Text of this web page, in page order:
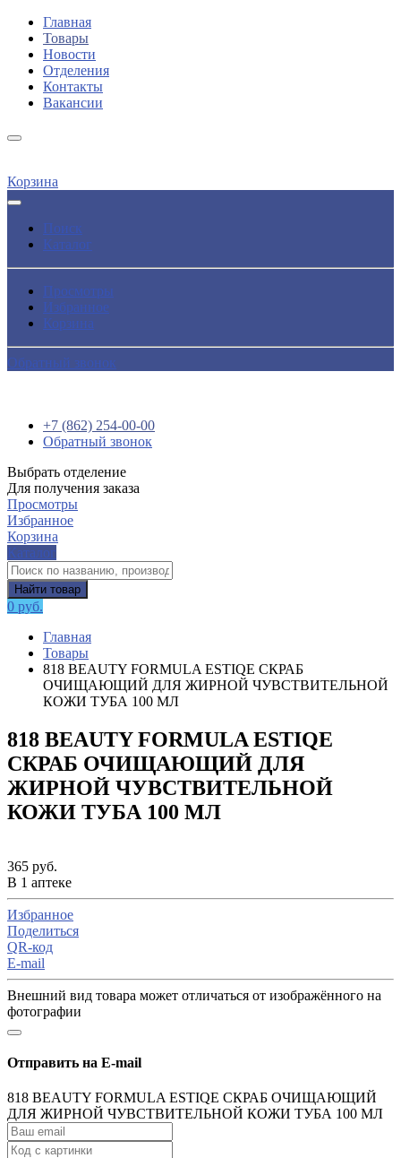
Главная
Товары
Новости
Отделения
Контакты
Вакансии
Корзина
Поиск
Каталог
Просмотры
Избранное
Корзина
Обратный звонок
+7 (862) 254-00-00
Обратный звонок
Выбрать отделение
Для получения заказа
Просмотры
Избранное
Корзина
Каталог
Найти товар
0 руб.
Главная
Товары
818 BEAUTY FORMULA ESTIQE СКРАБ
ОЧИЩАЮЩИЙ ДЛЯ ЖИРНОЙ ЧУВСТВИТЕЛЬНОЙ
КОЖИ ТУБА 100 МЛ
818 BEAUTY FORMULA ESTIQE
СКРАБ ОЧИЩАЮЩИЙ ДЛЯ
ЖИРНОЙ ЧУВСТВИТЕЛЬНОЙ
КОЖИ ТУБА 100 МЛ
365 руб.
В 1 аптеке
Избранное
Поделиться
QR-код
E-mail
Внешний вид товара может отличаться от изображённого на
фотографии
Отправить на E-mail
818 BEAUTY FORMULA ESTIQE СКРАБ ОЧИЩАЮЩИЙ
ДЛЯ ЖИРНОЙ ЧУВСТВИТЕЛЬНОЙ КОЖИ ТУБА 100 МЛ